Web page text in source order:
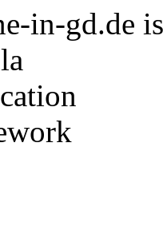
in-gd.de